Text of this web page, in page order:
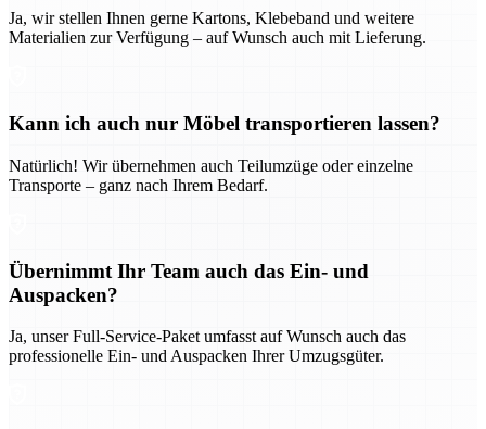
Ja, wir stellen Ihnen gerne Kartons, Klebeband und weitere
Materialien zur Verfügung – auf Wunsch auch mit Lieferung.
Kann ich auch nur Möbel transportieren lassen?
Natürlich! Wir übernehmen auch Teilumzüge oder einzelne
Transporte – ganz nach Ihrem Bedarf.
Übernimmt Ihr Team auch das Ein- und
Auspacken?
Ja, unser Full-Service-Paket umfasst auf Wunsch auch das
professionelle Ein- und Auspacken Ihrer Umzugsgüter.